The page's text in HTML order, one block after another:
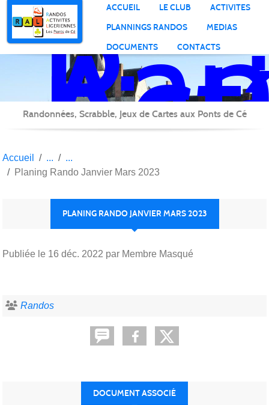
ACCUEIL LE CLUB
ACTIVITES
PLANNINGS RANDOS
MEDIAS
DOCUMENTS
CONTACTS
Randonnées, Scrabble, Jeux de Cartes aux Ponts de Cé
Accueil
Planing Rando Janvier Mars 2023
PLANING RANDO JANVIER MARS 2023
Publiée le 16 déc. 2022 par Membre Masqué
Randos
DOCUMENT ASSOCIÉ
Panneau de gestion des cookies